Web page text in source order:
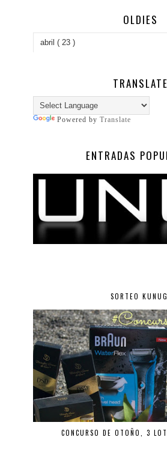
OLDIES
TRANSLATE
Powered by Translate
ENTRADAS
SORTEO
CONCURSO DE OTOÑO, 3